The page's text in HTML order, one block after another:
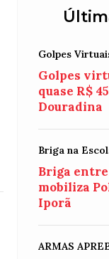
Golpes
Golpes
quase R$
Douradina
Briga na
Briga entre
mobiliza
Iporã
ARMAS